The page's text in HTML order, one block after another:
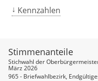
Kennzahlen
Stimmenanteile
Stichwahl der
März 2026
965 - Briefwahlbezirk,